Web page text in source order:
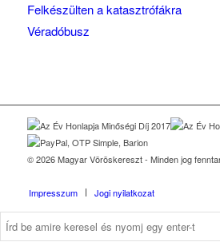
Felkészülten a katasztrófákra
Véradóbusz
© 2026 Magyar Vöröskereszt - Minden jog
Impresszum Jogi nyilatkozat